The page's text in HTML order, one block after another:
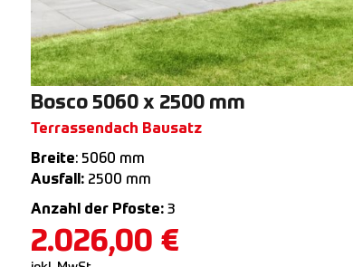
Bosco 5060 x 2500 mm
Terrassendach Bausatz
Breite: 5060 mm
Ausfall:2500 mm
Anzahl der Pfoste:3
2.026,00 €